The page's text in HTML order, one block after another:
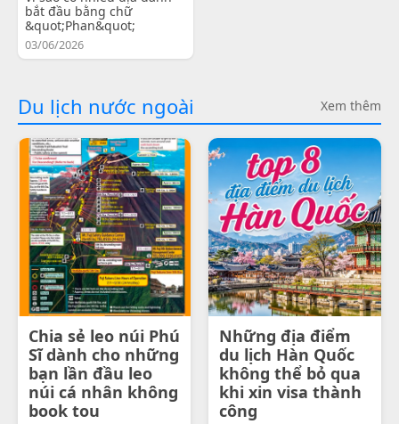
bắt đầu bằng chữ
&quot;Phan&quot;
03/06/2026
Du lịch nước ngoài Xem thêm
Chia sẻ leo núi Phú
Sĩ dành cho những
bạn lần đầu leo
núi cá nhân không
book tou
Những địa điểm
du lịch Hàn Quốc
không thể bỏ qua
khi xin visa thành
công